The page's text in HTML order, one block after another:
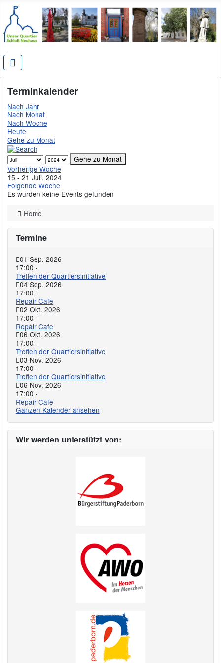
Terminkalender
Nach Jahr
Nach Monat
Nach Woche
Heute
Gehe zu Monat
Gehe zu Monat
Vorherige Woche
15 - 21 Juli, 2024
Folgende Woche
Es wurden keine Events gefunden
Home
Termine
01 Sep. 2026
17:00 -
Treffen der Quartiersinitiative
04 Sep. 2026
17:00 -
Repair Cafe
02 Okt. 2026
17:00 -
Repair Cafe
06 Okt. 2026
17:00 -
Treffen der Quartiersinitiative
03 Nov. 2026
17:00 -
Treffen der Quartiersinitiative
06 Nov. 2026
17:00 -
Repair Cafe
Ganzen Kalender ansehen
Wir werden unterstützt von: